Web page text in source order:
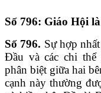
Số 796: Giáo Hội
Số 796. Sự hợp
Đầu và các chi thể
phân biệt giữa hai
cạnh này thường